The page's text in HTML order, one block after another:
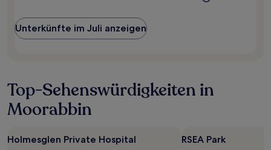
und
Verfügbarkeiten
können
zusätzliche
Bedingungen
Unterkünfte im Juli anzeigen
Top-Sehenswürdigkeiten in
Moorabbin
Holmesglen Private Hospital RSEA Park